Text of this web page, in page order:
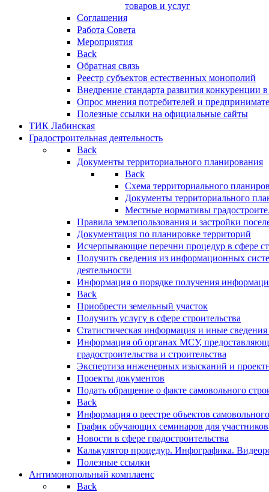
товаров и услуг
Соглашения
Работа Совета
Мероприятия
Back
Обратная связь
Реестр субъектов естественных монополий
Внедрение стандарта развития конкуренции
Опрос мнения потребителей и
Полезные ссылки на официальные сайты
ТИК Лабинская
Градостроительная деятельность
Back
Документы территориального планирования
Back
Схема территориального
Документы территориального
Местные нормативы
Правила землепользования и застройки
Документация по планировке территорий
Исчерпывающие перечни процедур в сфере
Получить сведения из информационных
деятельности
Информация о порядке получения
Back
Приобрести земельный участок
Получить услугу в сфере строительства
Статистическая информация и иные сведения
Информация об органах МСУ,
градостроительства и строительства
Экспертиза инженерных изысканий и
Проекты документов
Подать обращение о факте самовольного
Back
Информация о реестре объектов
График обучающих семинаров для участников
Новости в сфере градостроительства
Калькулятор процедур. Инфографика.
Полезные ссылки
Антимонопольный комплаенс
Back